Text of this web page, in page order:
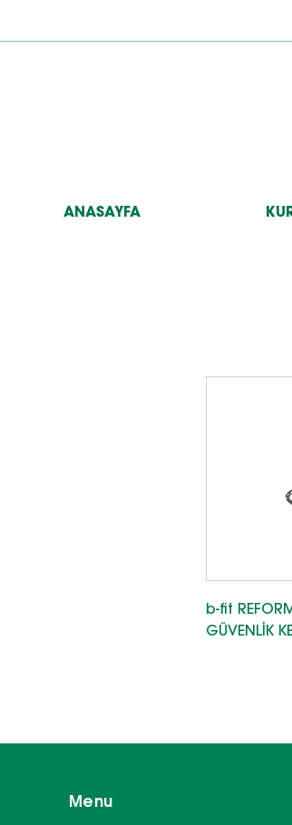
ANASAYFA
b-fit
GÜVENLİK
Menu